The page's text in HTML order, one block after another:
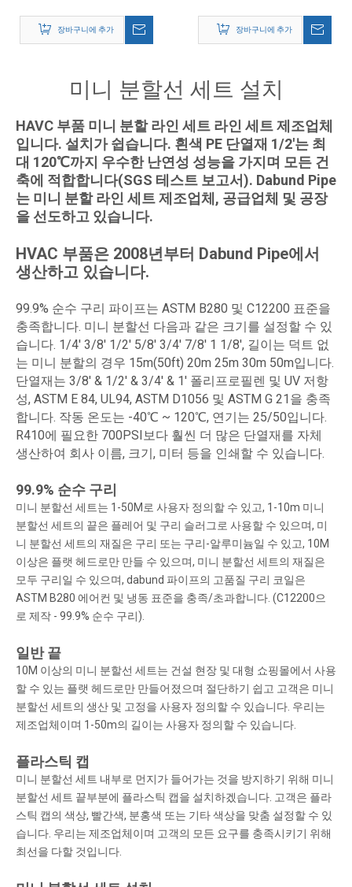
장바구니에 추가 장바구니에 추가
미니 분할선 세트 설치
HAVC 부품 미니 분할 라인 세트 라인 세트 제조업체
입니다. 설치가 쉽습니다. 흰색 PE 단열재 1/2'는 최
대 120℃까지 우수한 난연성 성능을 가지며 모든 건
축에 적합합니다(SGS 테스트 보고서). Dabund Pipe
는 미니 분할 라인 세트 제조업체, 공급업체 및 공장
을 선도하고 있습니다.
HVAC 부품은 2008년부터 Dabund Pipe에서
생산하고 있습니다.
99.9% 순수 구리 파이프는 ASTM B280 및 C12200 표준을
충족합니다. 미니 분할선 다음과 같은 크기를 설정할 수 있
습니다. 1/4' 3/8' 1/2' 5/8' 3/4' 7/8' 1 1/8', 길이는 덕트 없
는 미니 분할의 경우 15m(50ft) 20m 25m 30m 50m입니다.
단열재는 3/8' & 1/2' & 3/4' & 1' 폴리프로필렌 및 UV 저항
성, ASTM E 84, UL94, ASTM D1056 및 ASTM G 21을 충족
합니다. 작동 온도는 -40℃ ~ 120℃, 연기는 25/50입니다.
R410에 필요한 700PSI보다 훨씬 더 많은 단열재를 자체
생산하여 회사 이름, 크기, 미터 등을 인쇄할 수 있습니다.
99.9% 순수 구리
미니 분할선 세트는 1-50M로 사용자 정의할 수 있고, 1-10m 미니
분할선 세트의 끝은 플레어 및 구리 슬러그로 사용할 수 있으며, 미
니 분할선 세트의 재질은 구리 또는 구리-알루미늄일 수 있고, 10M
이상은 플랫 헤드로만 만들 수 있으며, 미니 분할선 세트의 재질은
모두 구리일 수 있으며, dabund 파이프의 고품질 구리 코일은
ASTM B280 에어컨 및 냉동 표준을 충족/초과합니다. (C12200으
로 제작 - 99.9% 순수 구리).
일반 끝
10M 이상의 미니 분할선 세트는 건설 현장 및 대형 쇼핑몰에서 사용
할 수 있는 플랫 헤드로만 만들어졌으며 절단하기 쉽고 고객은 미니
분할선 세트의 생산 및 고정을 사용자 정의할 수 있습니다. 우리는
제조업체이며 1-50m의 길이는 사용자 정의할 수 있습니다.
플라스틱 캡
미니 분할선 세트 내부로 먼지가 들어가는 것을 방지하기 위해 미니
분할선 세트 끝부분에 플라스틱 캡을 설치하겠습니다. 고객은 플라
스틱 캡의 색상, 빨간색, 분홍색 또는 기타 색상을 맞춤 설정할 수 있
습니다. 우리는 제조업체이며 고객의 모든 요구를 충족시키기 위해
최선을 다할 것입니다.